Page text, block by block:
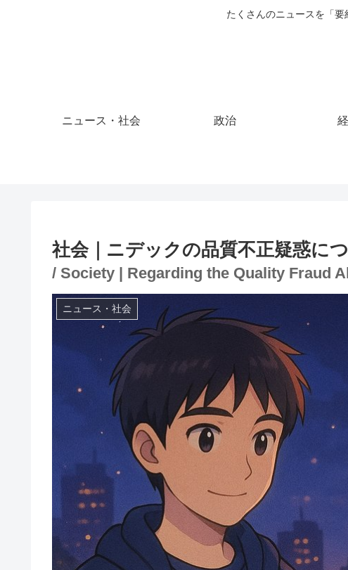
たくさんのニュースを「
ニュース・社会 政治
社会｜ニデックの品質不正疑惑に
/ Society | Regarding the Quality Fraud
ニュース・社会